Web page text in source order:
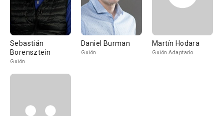
Sebastián
Borensztein
Guión
Daniel Burman
Guión
Martín Hodara
Guión Adaptado